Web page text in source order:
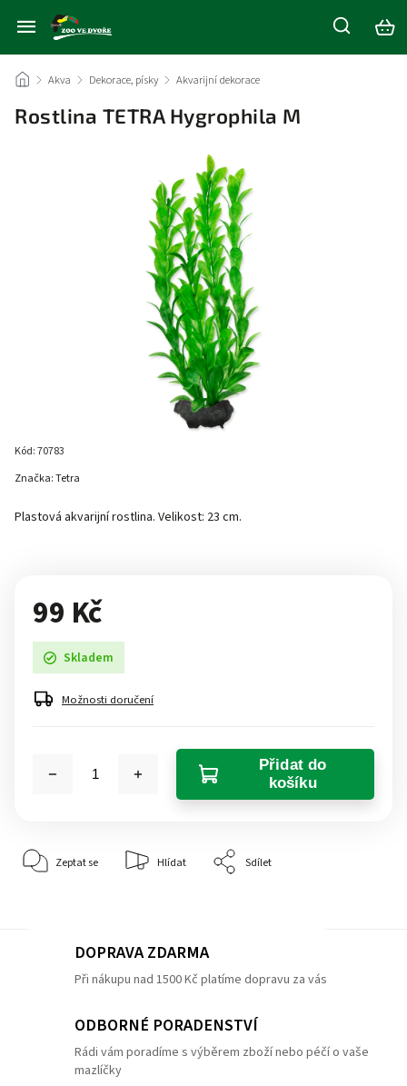
/ Akva / Dekorace, písky / Akvarijní dekorace
Rostlina TETRA Hygrophila M
Kód:70783
Plastová akvarijní rostlina. Velikost: 23 cm.
Značka:Tetra
99 Kč
Skladem
Možnosti doručení
Přidat do
košíku
Zeptat se Hlídat Sdílet
DOPRAVA ZDARMA
Při nákupu nad 1500 Kč platíme dopravu za vás
ODBORNÉ PORADENSTVÍ
Rádi vám poradíme s výběrem zboží nebo péčí o vaše
mazlíčky